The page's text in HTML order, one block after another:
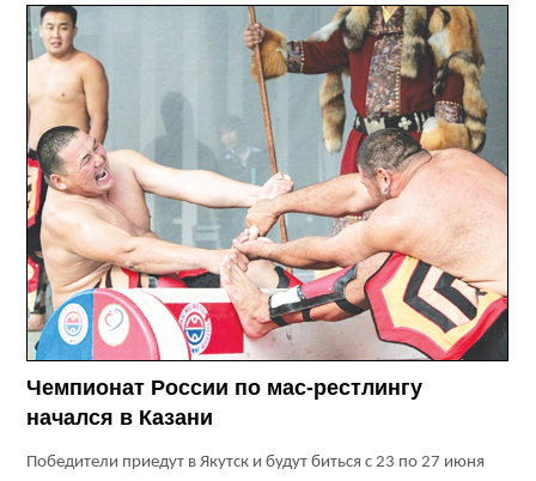
Чемпионат России по мас-рестлингу
начался в Казани
Победители при­едут в Якутск и будут биться с 23 по 27 июня